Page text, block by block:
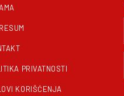
PRIVATNOSTI
KORIŠĆENJA